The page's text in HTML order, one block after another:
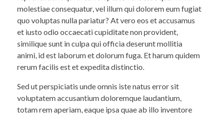
molestiae consequatur, vel illum qui dolorem eum fugiat
quo voluptas nulla pariatur? At vero eos et accusamus
et iusto odio occaecati cupiditate non provident,
similique sunt in culpa qui officia deserunt mollitia
animi, id est laborum et dolorum fuga. Et harum quidem
rerum facilis est et expedita distinctio.
Sed ut perspiciatis unde omnis iste natus error sit
voluptatem accusantium doloremque laudantium,
totam rem aperiam, eaque ipsa quae ab illo inventore